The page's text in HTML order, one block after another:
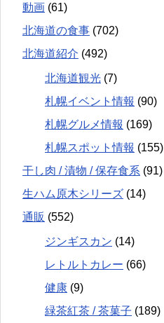
動画 (61)
北海道の食事 (702)
北海道紹介 (492)
北海道観光 (7)
札幌イベント情報 (90)
札幌グルメ情報 (169)
札幌スポット情報 (155)
干し肉 / 漬物 / 保存食系 (91)
生ハム原木シリーズ (14)
通販 (552)
ジンギスカン (14)
レトルトカレー (66)
健康 (9)
緑茶紅茶 / 茶菓子 (189)